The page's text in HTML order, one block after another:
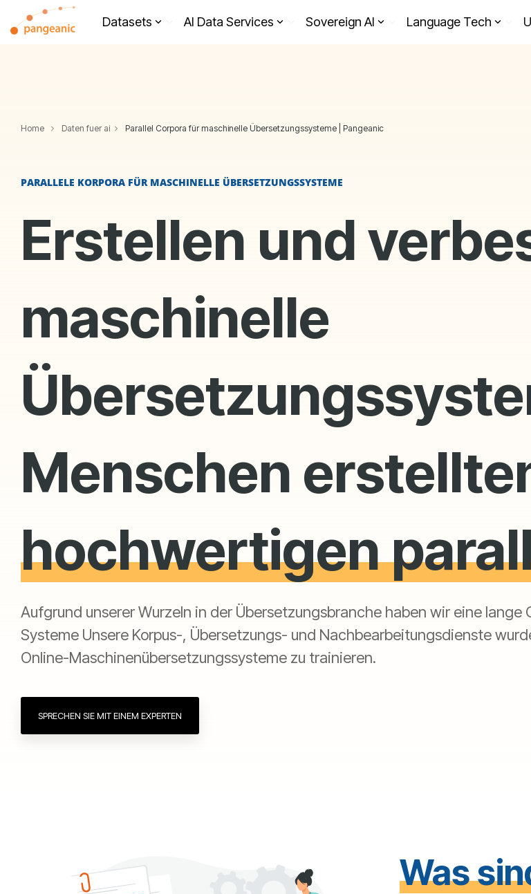
the
Datasets AI Data Services Sovereign AI Language Tech
Home Daten fuer ai Parallel Corpora für maschinelle Übersetzungssysteme | Pangeanic
PARALLELE KORPORA FÜR MASCHINELLE ÜBERSETZUNGSSYSTEME
Erstellen und
maschinelle
Menschen
hochwertigen
Aufgrund unserer Wurzeln in der Übersetzungsbranche haben wir eine
Systeme Unsere Korpus-, Übersetzungs- und Nachbearbeitungsdienste
Online-Maschinenübersetzungssysteme zu trainieren.
SPRECHEN SIE MIT EINEM EXPERTEN
Was